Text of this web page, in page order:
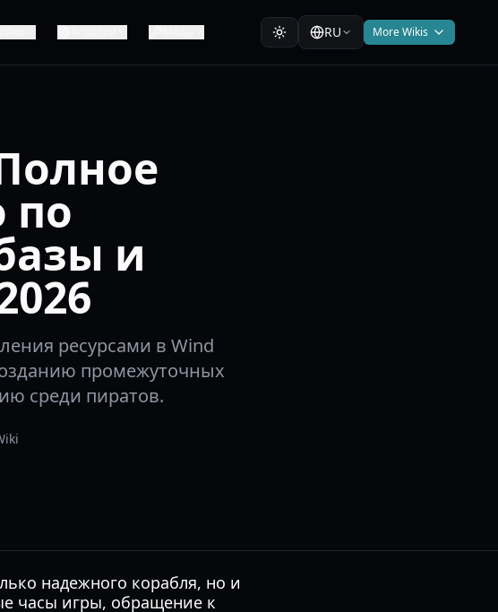
RU More Wikis
по
и
ресурсами в Wind
промежуточных
среди пиратов.
надежного корабля, но и
часы игры, обращение к